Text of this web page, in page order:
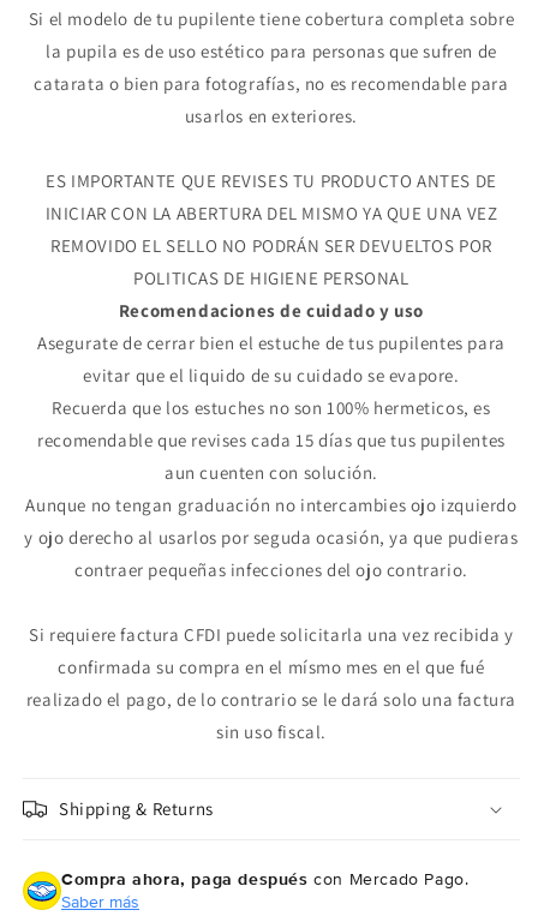
Si el modelo de tu pupilente tiene cobertura completa sobre
la pupila es de uso estético para personas que sufren de
catarata o bien para fotografías, no es recomendable para
usarlos en exteriores.
ES IMPORTANTE QUE REVISES TU PRODUCTO ANTES DE
INICIAR CON LA ABERTURA DEL MISMO YA QUE UNA VEZ
REMOVIDO EL SELLO NO PODRÁN SER DEVUELTOS POR
POLITICAS DE HIGIENE PERSONAL
Recomendaciones de cuidado y uso
Asegurate de cerrar bien el estuche de tus pupilentes para
evitar que el liquido de su cuidado se evapore.
Recuerda que los estuches no son 100% hermeticos, es
recomendable que revises cada 15 días que tus pupilentes
aun cuenten con solución.
Aunque no tengan graduación no intercambies ojo izquierdo
y ojo derecho al usarlos por seguda ocasión, ya que pudieras
contraer pequeñas infecciones del ojo contrario.
Si requiere factura CFDI puede solicitarla una vez recibida y
confirmada su compra en el mísmo mes en el que fué
realizado el pago, de lo contrario se le dará solo una factura
sin uso fiscal.
Shipping & Returns
Compra ahora, paga después con Mercado Pago.
Saber más
Compra ahora y paga a meses
sin tarjeta de crédito
Agrega tu producto al carrito y
pagar con Meses sin Tarjeta.
2 En tu cuenta de Mercado Pago,
la cantidad de mesesy confirma.
3 Paga mes a mescon saldo disponible,
Crédito sujeto a aprobación.
¿Tienes dudas? Consulta nuestra Ayuda.